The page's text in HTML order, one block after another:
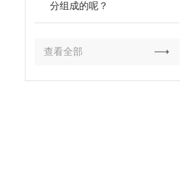
分组成的呢？
查看全部